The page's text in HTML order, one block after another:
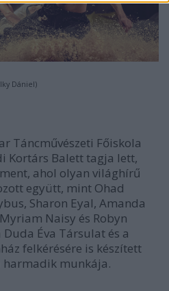
Dániel)
Táncművészeti Főiskola
Kortárs Balett tagja lett,
ahol olyan világhírű
együtt, mint Ohad
Sharon Eyal, Amanda
Naisy és Robyn
Éva Társulat és a
felkérésére is készített
harmadik munkája.